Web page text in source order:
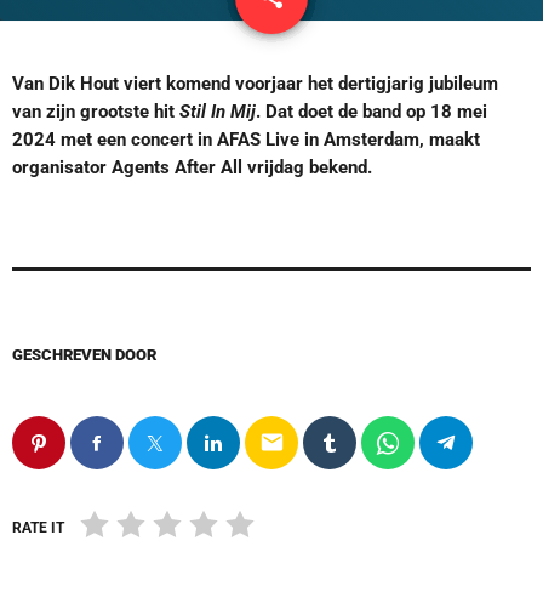
Van Dik Hout viert komend voorjaar het dertigjarig jubileum
van zijn grootste hit Stil In Mij. Dat doet de band op 18 mei
2024 met een concert in AFAS Live in Amsterdam, maakt
organisator Agents After All vrijdag bekend.
GESCHREVEN DOOR
email
RATE IT